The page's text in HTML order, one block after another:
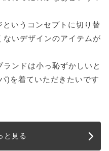
いうコンセプトに切り替
ないデザインのアイテムが
ンドは小っ恥ずかしいと
)を着ていただきたいです
と見る